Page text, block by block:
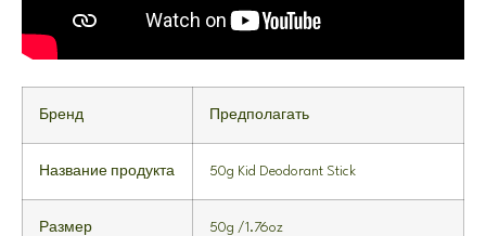
Бренд Предполагать
Название продукта 50g Kid Deodorant Stick
Размер 50g /1.76oz